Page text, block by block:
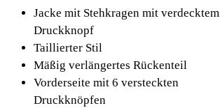
Jacke mit Stehkragen mit verdecktem
Druckknopf
Taillierter Stil
Mäßig verlängertes Rückenteil
Vorderseite mit 6 versteckten
Druckknöpfen